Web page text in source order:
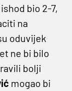
bio 2-7,
na
oduvijek
ne bi bilo
bolji
mogao bi